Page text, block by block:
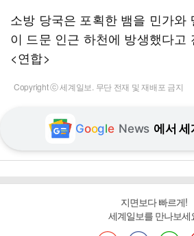
소방 당국은 포획한 뱀을 민가와
이 드문 인근 하천에 방생했다고
<연합>
Copyright ⓒ 세계일보. 무단 전재 및 재배포 금지
Google News 에서
지면보다 빠르게!
세계일보를 만나보세